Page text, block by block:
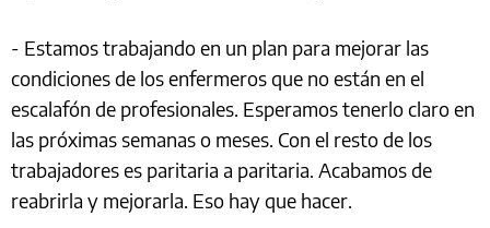
- Estamos trabajando en un plan para mejorar las
condiciones de los enfermeros que no están en el
escalafón de profesionales. Esperamos tenerlo claro en
las próximas semanas o meses. Con el resto de los
trabajadores es paritaria a paritaria. Acabamos de
reabrirla y mejorarla. Eso hay que hacer.